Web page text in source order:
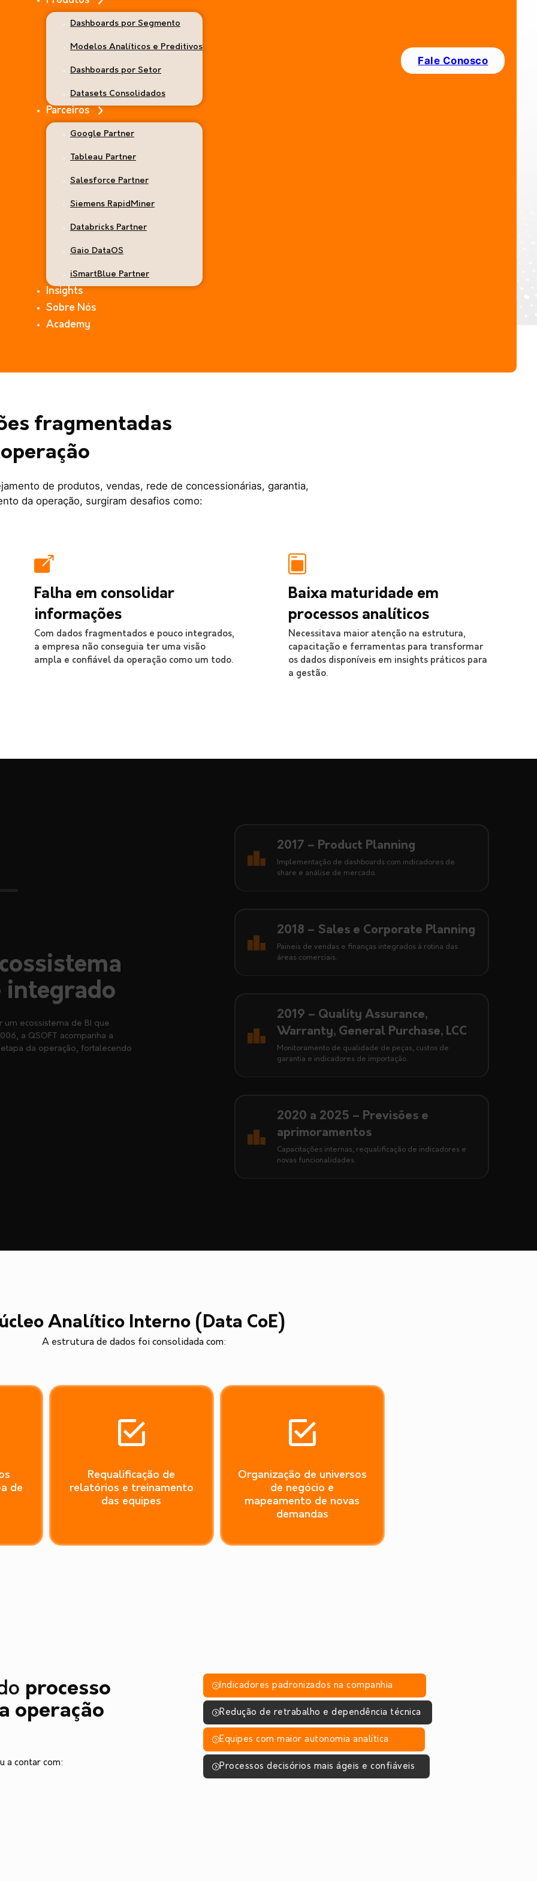
Dashboards por Segmento
Modelos Analíticos e Preditivos
Dashboards por Setor
Datasets Consolidados
Parceiros
Google Partner
Tableau Partner
Salesforce Partner
Siemens RapidMiner
Databricks Partner
Gaio DataOS
iSmartBlue Partner
Insights
Sobre Nós
Academy
Fale Conosco
mais precisas na Hyundai Brasil
e visão estratégica. Veja o resultado de uma operação mais alinhada, da
Saiba Mais Entre em contato
fragmentadas
de produtos, vendas, rede de concessionárias, garantia,
da operação, surgiram desafios como:
Falha em consolidar
informações
Com dados fragmentados e pouco integrados,
a empresa não conseguia ter uma visão
ampla e confiável da operação como um todo.
Baixa maturidade em
processos analíticos
Necessitava maior atenção na estrutura,
capacitação e ferramentas para transformar
os dados disponíveis em insights práticos para
a gestão.
integrado
um ecossistema de BI que
a QSOFT acompanha a
da operação, fortalecendo
2017 – Product Planning
Implementação de dashboards com indicadores de
share e análise de mercado.
2018 – Sales e Corporate Planning
Paineis de vendas e finanças integrados à rotina das
áreas comerciais.
2019 – Quality Assurance,
Warranty, General Purchase, LCC
Monitoramento de qualidade de peças, custos de
garantia e indicadores de importação.
2020 a 2025 – Previsões e
aprimoramentos
Capacitações internas, requalificação de indicadores e
novas funcionalidades.
Analítico Interno (Data CoE)
A estrutura de dados foi consolidada com:
de
Requalificação de
relatórios e treinamento
das equipes
Organização de universos
de negócio e
mapeamento de novas
demandas
processo
operação
a contar com:
Indicadores padronizados na companhia
Redução de retrabalho e dependência técnica
Equipes com maior autonomia analítica
Processos decisórios mais ágeis e confiáveis